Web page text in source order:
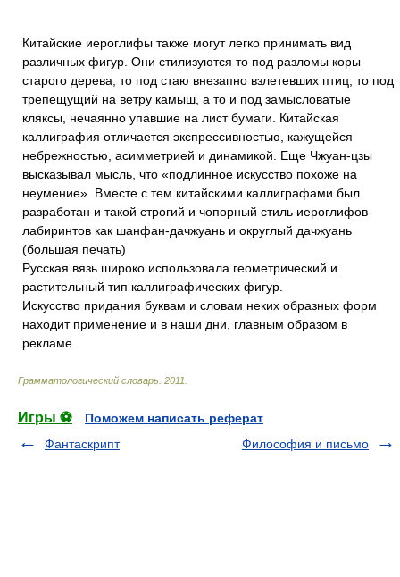
Китайские иероглифы также могут легко принимать вид
различных фигур. Они стилизуются то под разломы коры
старого дерева, то под стаю внезапно взлетевших птиц, то под
трепещущий на ветру камыш, а то и под замысловатые
кляксы, нечаянно упавшие на лист бумаги. Китайская
каллиграфия отличается экспрессивностью, кажущейся
небрежностью, асимметрией и динамикой. Еще Чжуан-цзы
высказывал мысль, что «подлинное искусство похоже на
неумение». Вместе с тем китайскими каллиграфами был
разработан и такой строгий и чопорный стиль иероглифов-
лабиринтов как шанфан-дачжуань и округлый дачжуань
(большая печать)
Русская вязь широко использовала геометрический и
растительный тип каллиграфических фигур.
Искусство придания буквам и словам неких образных форм
находит применение и в наши дни, главным образом в
рекламе.
Грамматологический словарь 2011
Игры ⚽
Поможем написать реферат
Фантаскрипт
Философия и письмо